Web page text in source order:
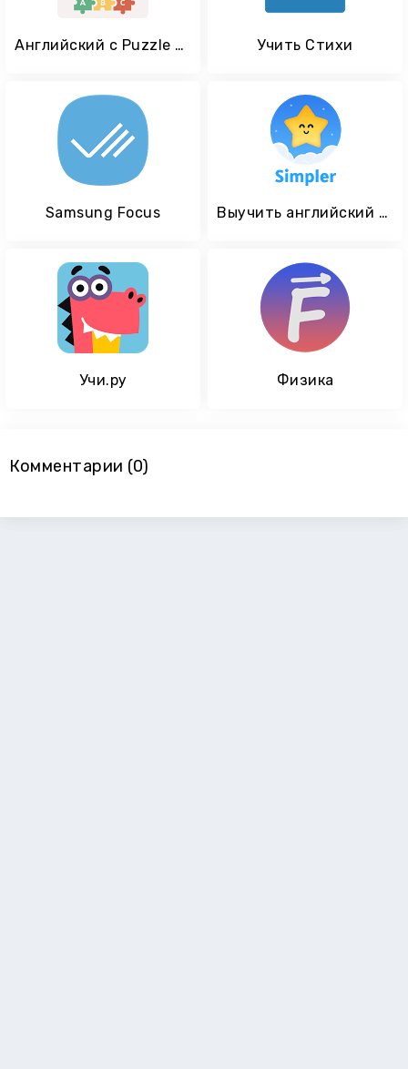
Английский с Puzzle English Учить Стихи
Samsung Focus Выучить английский язык с Simpler — проще простого
Учи.ру Физика
Комментарии (0)